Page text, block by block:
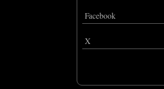
Facebook
X